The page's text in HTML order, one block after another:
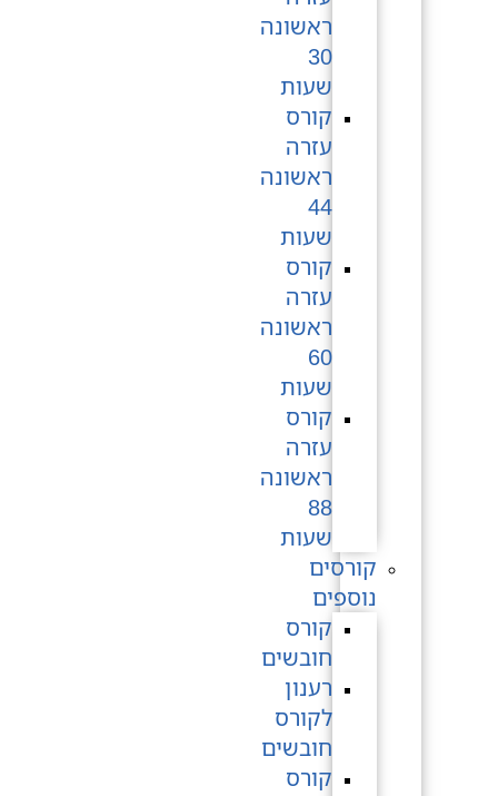
ראשונה
30
שעות
קורס
עזרה
ראשונה
44
שעות
קורס
עזרה
ראשונה
60
שעות
קורס
עזרה
ראשונה
88
שעות
קורסים
נוספים
קורס
חובשים
רענון
לקורס
חובשים
קורס